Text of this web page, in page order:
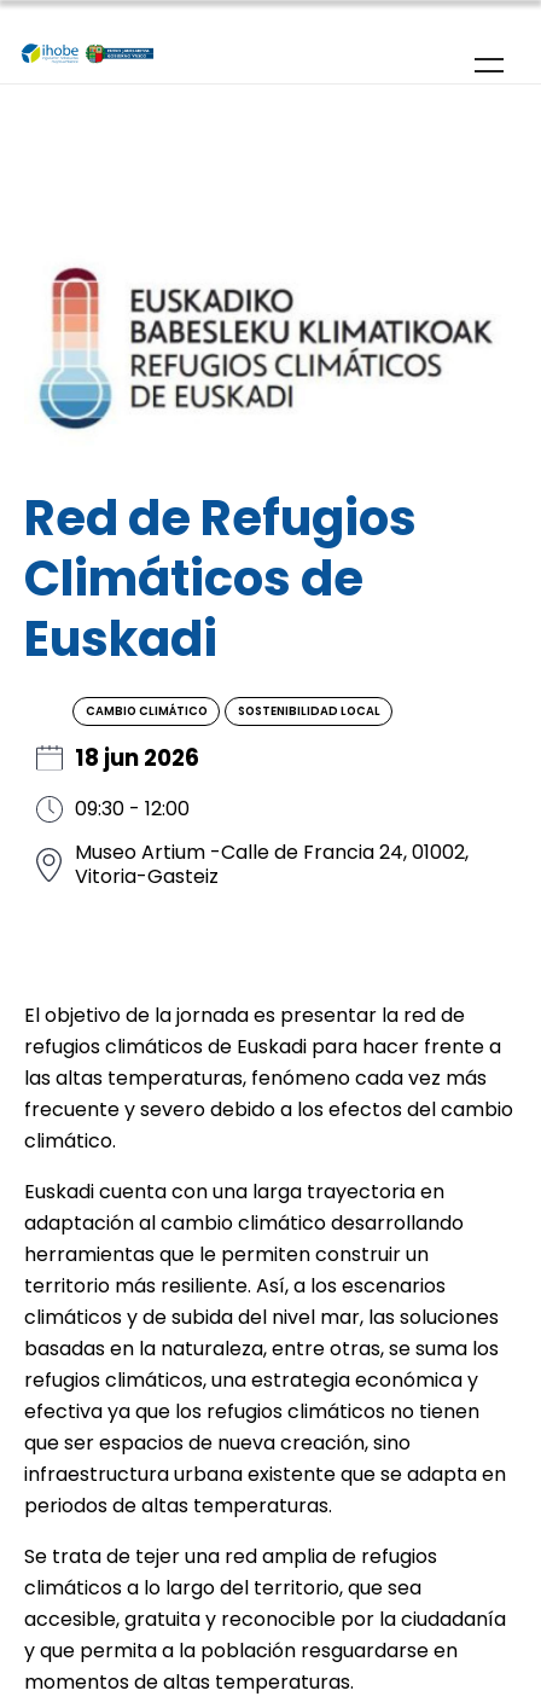
Pasar al contenido principal
Red de Refugios
Climáticos de
Euskadi
CAMBIO CLIMÁTICO SOSTENIBILIDAD LOCAL
18 jun 2026
09:30 - 12:00
Museo Artium -Calle de Francia 24, 01002,
Vitoria-Gasteiz
El objetivo de la jornada es presentar la red de
refugios climáticos de Euskadi para hacer frente a
las altas temperaturas, fenómeno cada vez más
frecuente y severo debido a los efectos del cambio
climático.
Euskadi cuenta con una larga trayectoria en
adaptación al cambio climático desarrollando
herramientas que le permiten construir un
territorio más resiliente. Así, a los escenarios
climáticos y de subida del nivel mar, las soluciones
basadas en la naturaleza, entre otras, se suma los
refugios climáticos, una estrategia económica y
efectiva ya que los refugios climáticos no tienen
que ser espacios de nueva creación, sino
infraestructura urbana existente que se adapta en
periodos de altas temperaturas.
Se trata de tejer una red amplia de refugios
climáticos a lo largo del territorio, que sea
accesible, gratuita y reconocible por la ciudadanía
y que permita a la población resguardarse en
momentos de altas temperaturas.